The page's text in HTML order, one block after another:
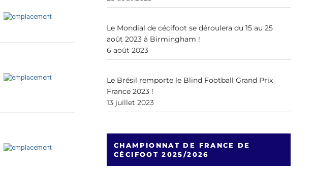
Le Mondial de cécifoot se déroulera du 15 au 25
août 2023 à Birmingham !
6 août 2023
Le Brésil remporte le Blind Football Grand Prix
France 2023 !
13 juillet 2023
CHAMPIONNAT DE FRANCE DE
CÉCIFOOT 2025/2026